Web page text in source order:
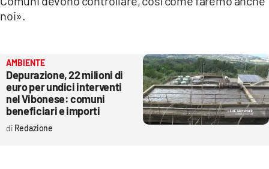
noi».
AMBIENTE
Depurazione, 22 milioni di
euro per undici interventi
nel Vibonese: comuni
beneficiari e importi
Redazione